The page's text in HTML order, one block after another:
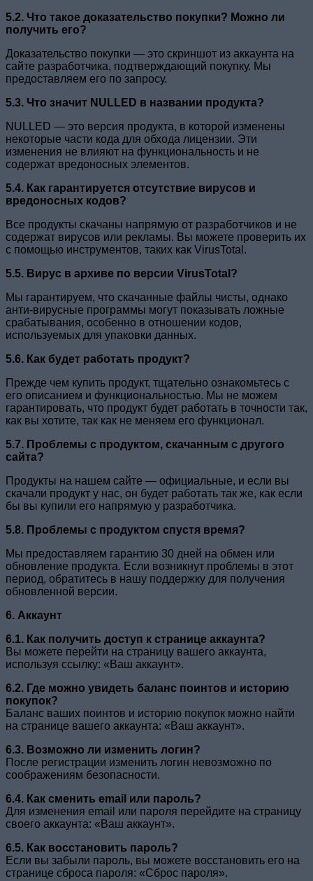
5.2. Что такое доказательство покупки? Можно ли
получить его?
Доказательство покупки — это скриншот из аккаунта на
сайте разработчика, подтверждающий покупку. Мы
предоставляем его по запросу.
5.3. Что значит NULLED в названии продукта?
NULLED — это версия продукта, в которой изменены
некоторые части кода для обхода лицензии. Эти
изменения не влияют на функциональность и не
содержат вредоносных элементов.
5.4. Как гарантируется отсутствие вирусов и
вредоносных кодов?
Все продукты скачаны напрямую от разработчиков и не
содержат вирусов или рекламы. Вы можете проверить их
с помощью инструментов, таких как VirusTotal.
5.5. Вирус в архиве по версии VirusTotal?
Мы гарантируем, что скачанные файлы чисты, однако
анти-вирусные программы могут показывать ложные
срабатывания, особенно в отношении кодов,
используемых для упаковки данных.
5.6. Как будет работать продукт?
Прежде чем купить продукт, тщательно ознакомьтесь с
его описанием и функциональностью. Мы не можем
гарантировать, что продукт будет работать в точности так,
как вы хотите, так как не меняем его функционал.
5.7. Проблемы с продуктом, скачанным с другого
сайта?
Продукты на нашем сайте — официальные, и если вы
скачали продукт у нас, он будет работать так же, как если
бы вы купили его напрямую у разработчика.
5.8. Проблемы с продуктом спустя время?
Мы предоставляем гарантию 30 дней на обмен или
обновление продукта. Если возникнут проблемы в этот
период, обратитесь в нашу поддержку для получения
обновленной версии.
6. Аккаунт
6.1. Как получить доступ к странице аккаунта?
Вы можете перейти на страницу вашего аккаунта,
используя ссылку: «Ваш аккаунт».
6.2. Где можно увидеть баланс поинтов и историю
покупок?
Баланс ваших поинтов и историю покупок можно найти
на странице вашего аккаунта: «Ваш аккаунт».
6.3. Возможно ли изменить логин?
После регистрации изменить логин невозможно по
соображениям безопасности.
6.4. Как сменить email или пароль?
Для изменения email или пароля перейдите на страницу
своего аккаунта: «Ваш аккаунт».
6.5. Как восстановить пароль?
Если вы забыли пароль, вы можете восстановить его на
странице сброса пароля: «Сброс пароля».